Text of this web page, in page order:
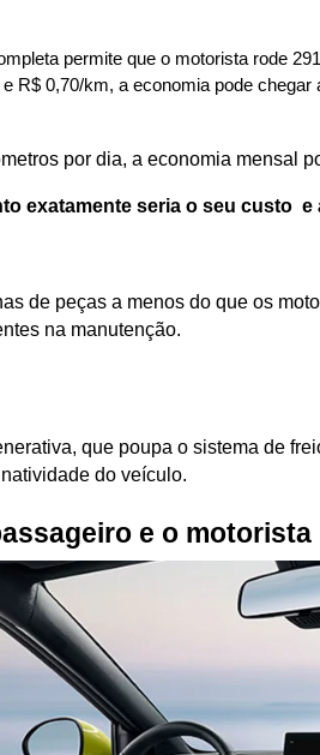
permite que o motorista rode
R$ 0,70/km, a economia pode chegar
por dia, a economia mensal
exatamente seria o seu custo
de peças a menos do que os
na manutenção.
que poupa o sistema de
do veículo.
e o motorista